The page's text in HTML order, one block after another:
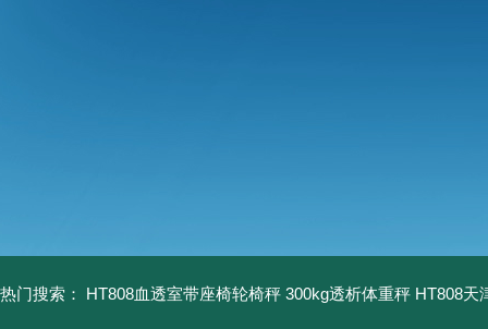
热门搜索： HT808血透室带座椅轮椅秤 300kg透析体重秤 HT808天